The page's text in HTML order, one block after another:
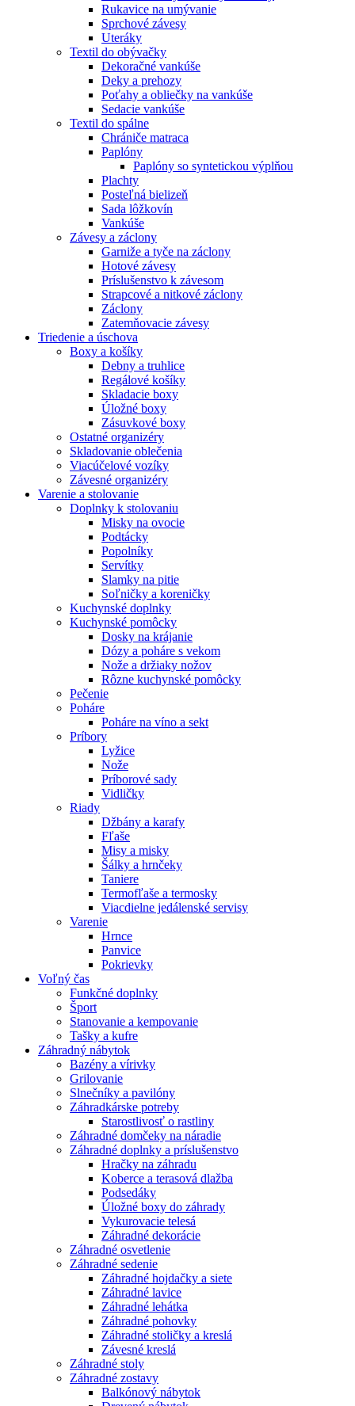
Rukavice na umývanie
Sprchové závesy
Uteráky
Textil do obývačky
Dekoračné vankúše
Deky a prehozy
Poťahy a obliečky na vankúše
Sedacie vankúše
Textil do spálne
Chrániče matraca
Paplóny
Paplóny so syntetickou výplňou
Plachty
Posteľná bielizeň
Sada lôžkovín
Vankúše
Závesy a záclony
Garniže a tyče na záclony
Hotové závesy
Príslušenstvo k závesom
Strapcové a nitkové záclony
Záclony
Zatemňovacie závesy
Triedenie a úschova
Boxy a košíky
Debny a truhlice
Regálové košíky
Skladacie boxy
Úložné boxy
Zásuvkové boxy
Ostatné organizéry
Skladovanie oblečenia
Viacúčelové vozíky
Závesné organizéry
Varenie a stolovanie
Doplnky k stolovaniu
Misky na ovocie
Podtácky
Popolníky
Servítky
Slamky na pitie
Soľničky a koreničky
Kuchynské doplnky
Kuchynské pomôcky
Dosky na krájanie
Dózy a poháre s vekom
Nože a držiaky nožov
Rôzne kuchynské pomôcky
Pečenie
Poháre
Poháre na víno a sekt
Príbory
Lyžice
Nože
Príborové sady
Vidličky
Riady
Džbány a karafy
Fľaše
Misy a misky
Šálky a hrnčeky
Taniere
Termofľaše a termosky
Viacdielne jedálenské servisy
Varenie
Hrnce
Panvice
Pokrievky
Voľný čas
Funkčné doplnky
Šport
Stanovanie a kempovanie
Tašky a kufre
Záhradný nábytok
Bazény a vírivky
Grilovanie
Slnečníky a pavilóny
Záhradkárske potreby
Starostlivosť o rastliny
Záhradné domčeky na náradie
Záhradné doplnky a príslušenstvo
Hračky na záhradu
Koberce a terasová dlažba
Podsedáky
Úložné boxy do záhrady
Vykurovacie telesá
Záhradné dekorácie
Záhradné osvetlenie
Záhradné sedenie
Záhradné hojdačky a siete
Záhradné lavice
Záhradné lehátka
Záhradné pohovky
Záhradné stoličky a kreslá
Závesné kreslá
Záhradné stoly
Záhradné zostavy
Balkónový nábytok